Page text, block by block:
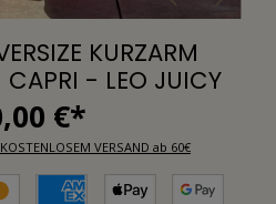
KURZARM
CAPRI - LEO JUICY
€*
VERSAND ab 60€